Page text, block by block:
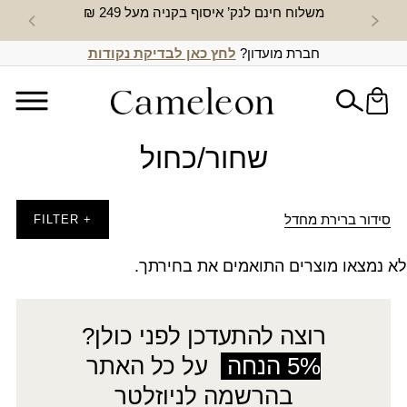
משלוח חינם לנק’ איסוף בקניה מעל 249 ₪ חדש
חברת מועדון? לחץ כאן לבדיקת נקודות
שחור/כחול
סידור ברירת מחדל + FILTER
לא נמצאו מוצרים התואמים את בחירתך.
רוצה להתעדכן לפני כולן?
5% הנחה
על כל האתר
בהרשמה לניוזלטר